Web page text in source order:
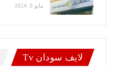
مايو 9, 2024
لايف سودان Tv